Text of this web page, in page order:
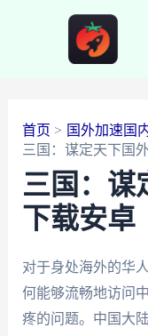
首页
国外加速国
三国：谋定天下国
三国：谋
下载安卓
对于身处海外的华
何能够流畅地访问
疼的问题。中国大